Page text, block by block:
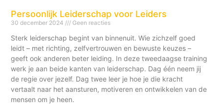
Persoonlijk Leiderschap voor Leiders
30 december 2024 Geen reacties
Sterk leiderschap begint van binnenuit. Wie zichzelf goed
leidt – met richting, zelfvertrouwen en bewuste keuzes –
geeft ook anderen beter leiding. In deze tweedaagse training
werk je aan beide kanten van leiderschap. Dag één neem jij
de regie over jezelf. Dag twee leer je hoe je die kracht
vertaalt naar het aansturen, motiveren en ontwikkelen van de
mensen om je heen.